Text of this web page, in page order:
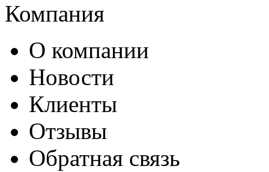
Компания
О компании
Новости
Клиенты
Отзывы
Обратная связь